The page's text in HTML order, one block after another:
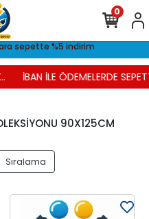
sepette %5 indirim
İBAN İLE ÖDEMELERDE
0
90X125CM
Sıralama